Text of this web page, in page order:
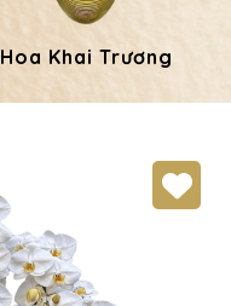
Hoa Khai Trương